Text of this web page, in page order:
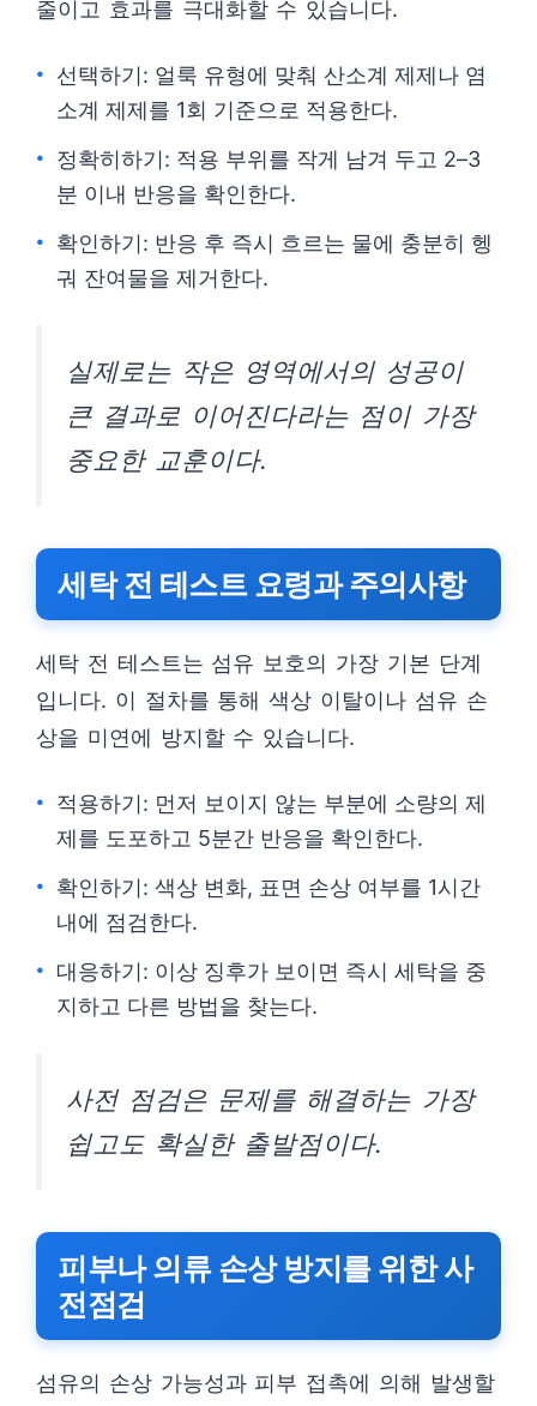
줄이고 효과를 극대화할 수 있습니다.
선택하기: 얼룩 유형에 맞춰 산소계 제제나 염
소계 제제를 1회 기준으로 적용한다.
정확히하기: 적용 부위를 작게 남겨 두고 2–3
분 이내 반응을 확인한다.
확인하기: 반응 후 즉시 흐르는 물에 충분히 헹
궈 잔여물을 제거한다.
실제로는 작은 영역에서의 성공이
큰 결과로 이어진다라는 점이 가장
중요한 교훈이다.
세탁 전 테스트 요령과 주의사항
세탁 전 테스트는 섬유 보호의 가장 기본 단계
입니다. 이 절차를 통해 색상 이탈이나 섬유 손
상을 미연에 방지할 수 있습니다.
적용하기: 먼저 보이지 않는 부분에 소량의 제
제를 도포하고 5분간 반응을 확인한다.
확인하기: 색상 변화, 표면 손상 여부를 1시간
내에 점검한다.
대응하기: 이상 징후가 보이면 즉시 세탁을 중
지하고 다른 방법을 찾는다.
사전 점검은 문제를 해결하는 가장
쉽고도 확실한 출발점이다.
피부나 의류 손상 방지를 위한 사
전점검
섬유의 손상 가능성과 피부 접촉에 의해 발생할